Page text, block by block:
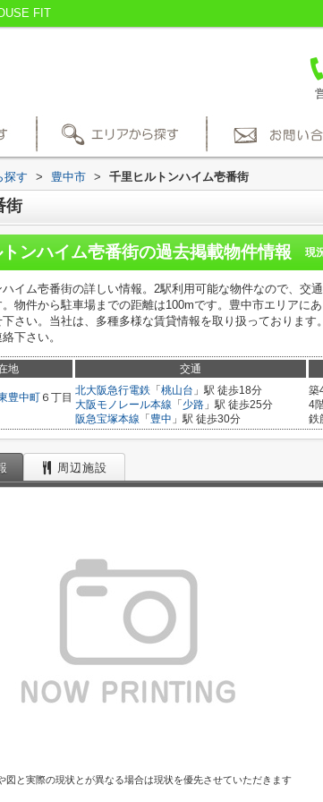
FIT
探す > 豊中市 > 千里ヒルトンハイム壱番街
街
ンハイム壱番街の過去掲載物件情報 現
イム壱番街の詳しい情報。2駅利用可能な物件なので、交
物件から駐車場までの距離は100mです。豊中市エリアに
さい。当社は、多種多様な賃貸情報を取り扱っております
下さい。
地 交通
豊中町 ６丁目
北大阪急行電鉄 「 桃山台 」駅 徒歩18分
大阪モノレール本線 「 少路 」駅 徒歩25分
阪急宝塚本線 「 豊中 」駅 徒歩30分
築
4
鉄
周辺施設
図と実際の現状とが異なる場合は現状を優先させていただきます